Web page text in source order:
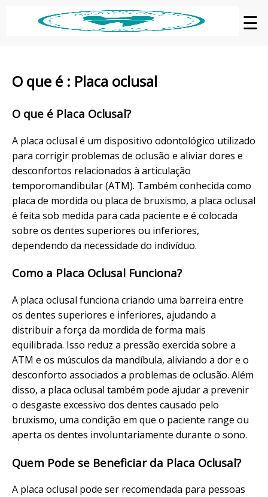
☰
O que é : Placa oclusal
O que é Placa Oclusal?
A placa oclusal é um dispositivo odontológico utilizado
para corrigir problemas de oclusão e aliviar dores e
desconfortos relacionados à articulação
temporomandibular (ATM). Também conhecida como
placa de mordida ou placa de bruxismo, a placa oclusal
é feita sob medida para cada paciente e é colocada
sobre os dentes superiores ou inferiores,
dependendo da necessidade do indivíduo.
Como a Placa Oclusal Funciona?
A placa oclusal funciona criando uma barreira entre
os dentes superiores e inferiores, ajudando a
distribuir a força da mordida de forma mais
equilibrada. Isso reduz a pressão exercida sobre a
ATM e os músculos da mandíbula, aliviando a dor e o
desconforto associados a problemas de oclusão. Além
disso, a placa oclusal também pode ajudar a prevenir
o desgaste excessivo dos dentes causado pelo
bruxismo, uma condição em que o paciente range ou
aperta os dentes involuntariamente durante o sono.
Quem Pode se Beneficiar da Placa Oclusal?
A placa oclusal pode ser recomendada para pessoas